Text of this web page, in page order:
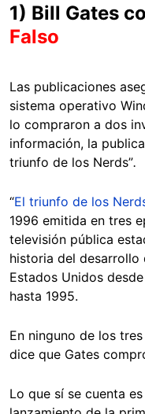
1) Bill Gates
Falso
Las publicaciones
sistema operativo
lo compraron a dos
información, la
triunfo de los Nerds”.
“El triunfo de los
1996 emitida en tres
televisión pública
historia del desarrollo
Estados Unidos
hasta 1995.
En ninguno de los
dice que Gates
Lo que sí se cuenta